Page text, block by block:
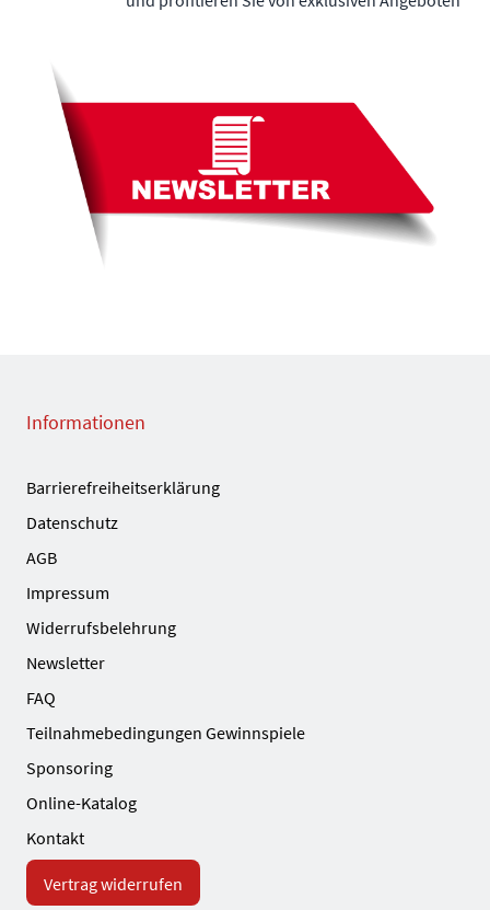
Informationen
Barrierefreiheitserklärung
Datenschutz
AGB
Impressum
Widerrufsbelehrung
Newsletter
FAQ
Teilnahmebedingungen Gewinnspiele
Sponsoring
Online-Katalog
Kontakt
Vertrag widerrufen